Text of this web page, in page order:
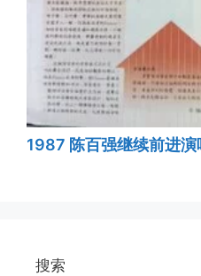
1987 陈百强继续前进
搜索